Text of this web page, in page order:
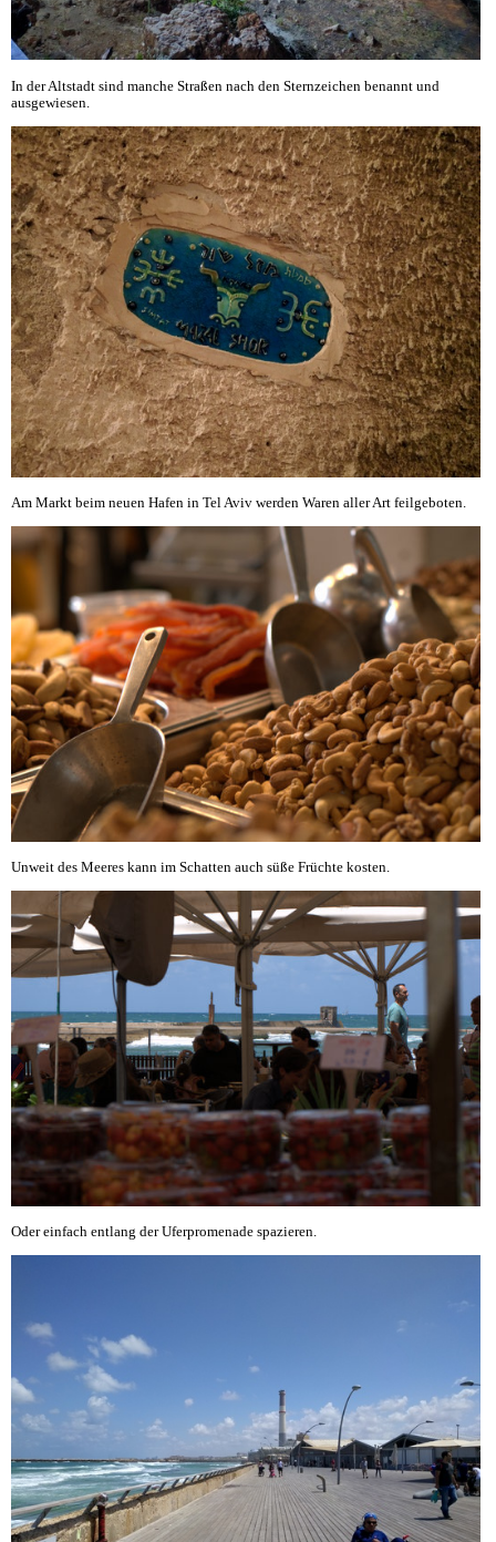
In der Altstadt sind manche Straßen nach den Sternzeichen benannt und
ausgewiesen.
Am Markt beim neuen Hafen in Tel Aviv werden Waren aller Art feilgeboten.
Unweit des Meeres kann im Schatten auch süße Früchte kosten.
Oder einfach entlang der Uferpromenade spazieren.